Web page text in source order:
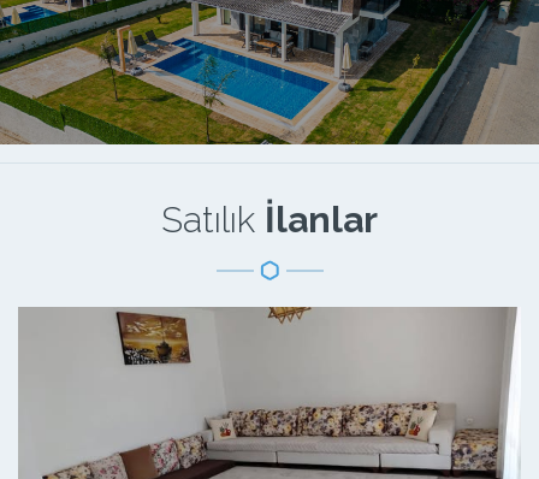
Satılık İlanlar